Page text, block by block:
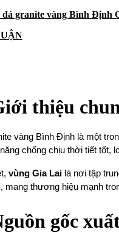
đá granite vàng Bình Định
thiệu
vàng Bình Định là một
chống chịu thời tiết tốt,
vùng Gia Lailà nơi tập
, mang thương hiệu mạnh
gốc